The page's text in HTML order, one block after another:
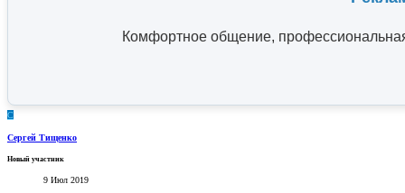
Комфортное общение,
С
Сергей Тищенко
Новый участник
9 Июл 2019